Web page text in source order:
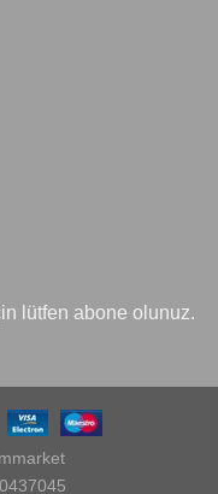
lütfen abone olunuz.